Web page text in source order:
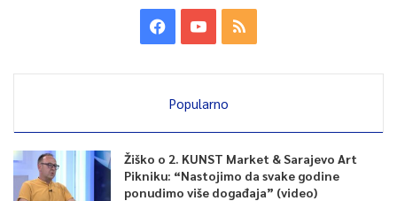
Popularno
Žiško o 2. KUNST Market & Sarajevo Art
Pikniku: “Nastojimo da svake godine
ponudimo više događaja” (video)